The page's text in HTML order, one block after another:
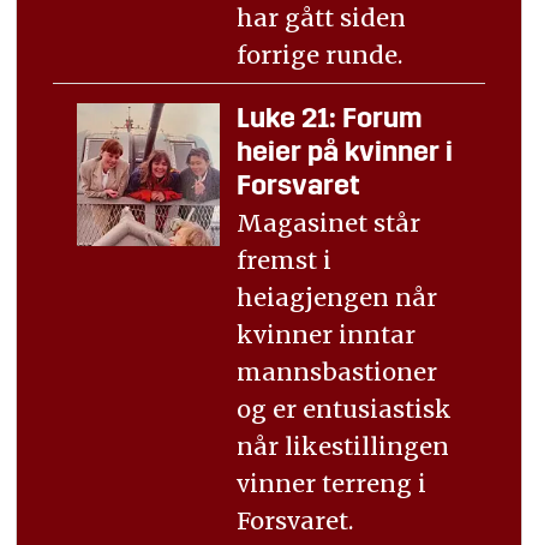
har gått siden
forrige runde.
Luke 21: Forum
heier på kvinner i
Forsvaret
Magasinet står
fremst i
heiagjengen når
kvinner inntar
mannsbastioner
og er entusiastisk
når likestillingen
vinner terreng i
Forsvaret.